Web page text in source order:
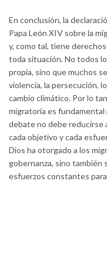
En conclusión, la
Papa León XIV sobre la
y, como tal, tiene
toda situación. No todos
propia, sino que muchos
violencia, la persecución,
cambio climático. Por lo
migratoria es
debate no debe reducirse
cada objetivo y cada
Dios ha otorgado a los
gobernanza, sino también
esfuerzos constantes